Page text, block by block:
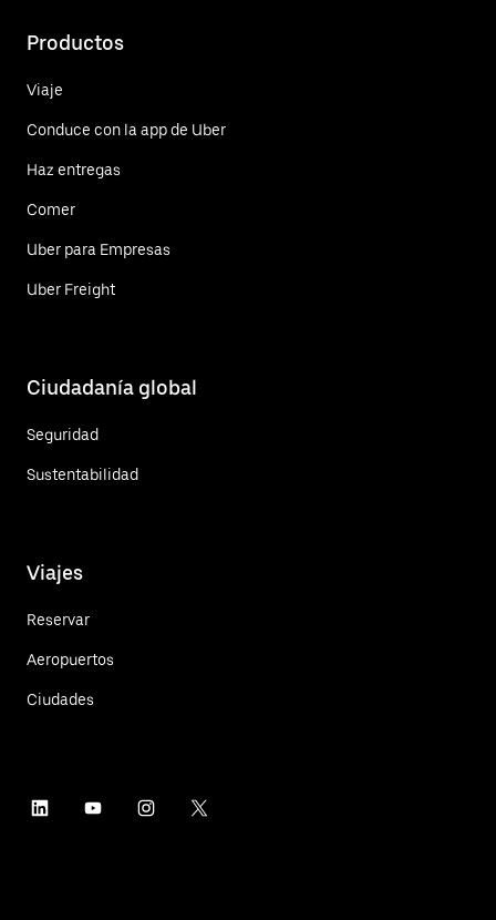
Productos
Viaje
Conduce con la app de Uber
Haz entregas
Comer
Uber para Empresas
Uber Freight
Ciudadanía global
Seguridad
Sustentabilidad
Viajes
Reservar
Aeropuertos
Ciudades